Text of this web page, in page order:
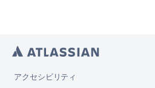
アクセシビリティ